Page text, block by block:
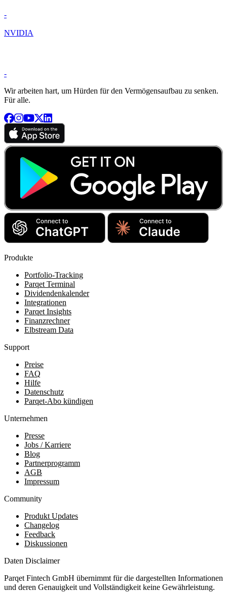
-
NVIDIA
-
Wir arbeiten hart, um Hürden für den Vermögensaufbau zu senken.
Für alle.
Produkte
Portfolio-Tracking
Parqet Terminal
Dividendenkalender
Integrationen
Parqet Insights
Finanzrechner
Elbstream Data
Support
Preise
FAQ
Hilfe
Datenschutz
Parqet-Abo kündigen
Unternehmen
Presse
Jobs / Karriere
Blog
Partnerprogramm
AGB
Impressum
Community
Produkt Updates
Changelog
Feedback
Diskussionen
Daten Disclaimer
Parqet Fintech GmbH übernimmt für die dargestellten Informationen
und deren Genauigkeit und Vollständigkeit keine Gewährleistung.